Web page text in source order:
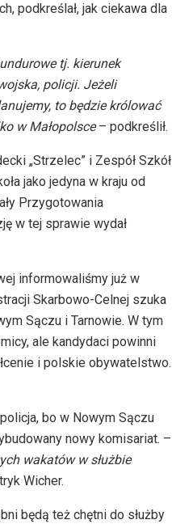
podkreślał, jak ciekawa dla
tj. kierunek
policji. Jeżeli
to będzie królować
w Małopolsce– podkreślił.
„Strzelec” i Zespół Szkół
jako jedyna w kraju od
Przygotowania
w tej sprawie wydał
informowaliśmy już w
Skarbowo-Celnej szuka
Sączu i Tarnowie. W tym
ale kandydaci powinni
i polskie obywatelstwo.
policja, bo w Nowym Sączu
nowy komisariat. –
wakatów w służbie
Wicher.
będą też chętni do służby